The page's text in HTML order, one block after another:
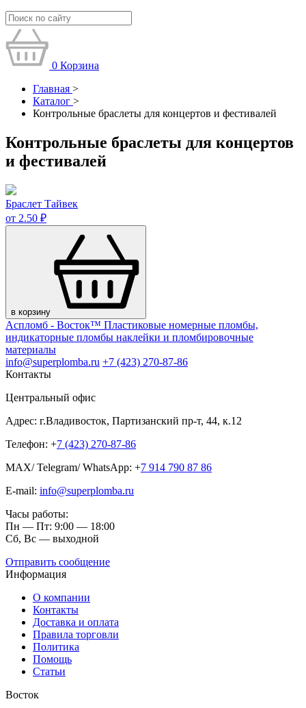
0 Корзина
Главная >
Каталог >
Контрольные браслеты для концертов и фестивалей
Контрольные браслеты для концертов
и фестивалей
Браслет Тайвек
от 2.50 ₽
в корзину
Аспломб - Восток™ Пластиковые номерные пломбы,
индикаторные пломбы наклейки и пломбировочные
материалы
info@superplomba.ru +7 (423) 270-87-86
Контакты
Центральный офис
Адрес: г.Владивосток, Партизанский пр-т, 44, к.12
Телефон: +7 (423) 270-87-86
MAX/ Telegram/ WhatsApp: +7 914 790 87 86
E-mail: info@superplomba.ru
Часы работы:
Пн — Пт: 9:00 — 18:00
Сб, Вc — выходной
Отправить сообщение
Информация
О компании
Контакты
Доставка и оплата
Правила торговли
Политика
Помощь
Статьи
Восток